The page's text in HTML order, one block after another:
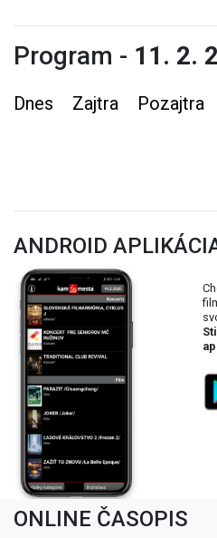
Program - 11. 2.
Dnes Zajtra Pozajtra
ANDROID
ONLINE ČASOPIS